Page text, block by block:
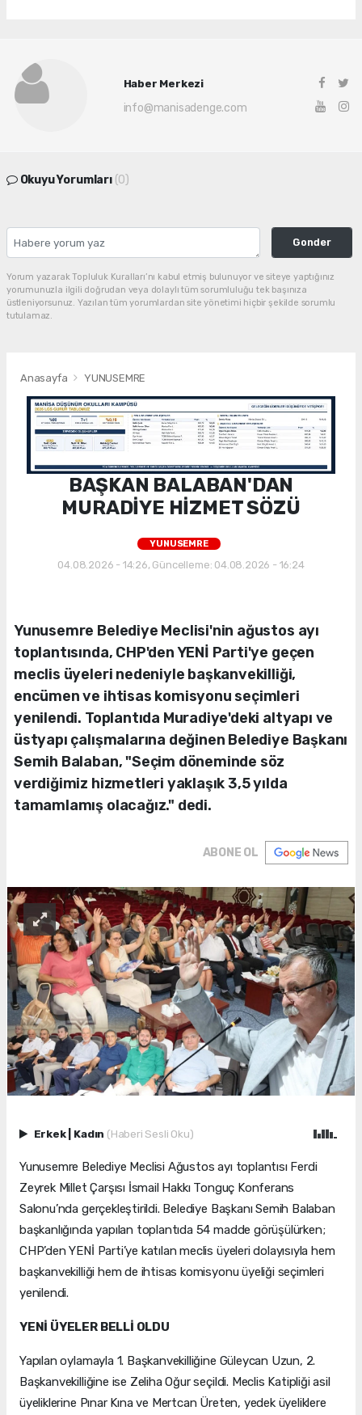
Haber Merkezi
info@manisadenge.com
Okuyu Yorumları (0)
Gonder
Yorum yazarak Topluluk Kuralları’nı kabul etmiş bulunuyor ve siteye yaptığınız
yorumunuzla ilgili doğrudan veya dolaylı tüm sorumluluğu tek başınıza
üstleniyorsunuz. Yazılan tüm yorumlardan site yönetimi hiçbir şekilde sorumlu
tutulamaz.
Anasayfa YUNUSEMRE
BAŞKAN BALABAN'DAN
MURADİYE HİZMET SÖZÜ
YUNUSEMRE
04.08.2026 - 14:26, Güncelleme: 04.08.2026 - 16:24
Yunusemre Belediye Meclisi'nin ağustos ayı
toplantısında, CHP'den YENİ Parti'ye geçen
meclis üyeleri nedeniyle başkanvekilliği,
encümen ve ihtisas komisyonu seçimleri
yenilendi. Toplantıda Muradiye'deki altyapı ve
üstyapı çalışmalarına değinen Belediye Başkanı
Semih Balaban, "Seçim döneminde söz
verdiğimiz hizmetleri yaklaşık 3,5 yılda
tamamlamış olacağız." dedi.
ABONE OL
Erkek Kadın (Haberi Sesli Oku)
Yunusemre Belediye Meclisi Ağustos ayı toplantısı Ferdi
Zeyrek Millet Çarşısı İsmail Hakkı Tonguç Konferans
Salonu’nda gerçekleştirildi. Belediye Başkanı Semih Balaban
başkanlığında yapılan toplantıda 54 madde görüşülürken;
CHP’den YENİ Parti’ye katılan meclis üyeleri dolayısıyla hem
başkanvekilliği hem de ihtisas komisyonu üyeliği seçimleri
yenilendi.
YENİ ÜYELER BELLİ OLDU
Yapılan oylamayla 1. Başkanvekilliğine Güleycan Uzun, 2.
Başkanvekilliğine ise Zeliha Oğur seçildi. Meclis Katipliği asil
üyeliklerine Pınar Kına ve Mertcan Üreten, yedek üyeliklere